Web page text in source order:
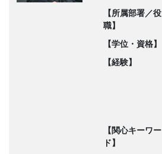
【所属部署／役
職】
【学位・資格】
【経験】
【関心キーワー
ド】